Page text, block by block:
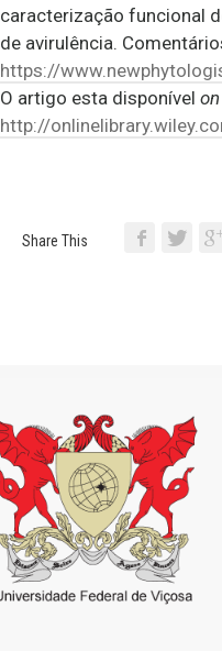
caracterização funcional
de avirulência.
https://
O artigo esta disponível
http://
Share This